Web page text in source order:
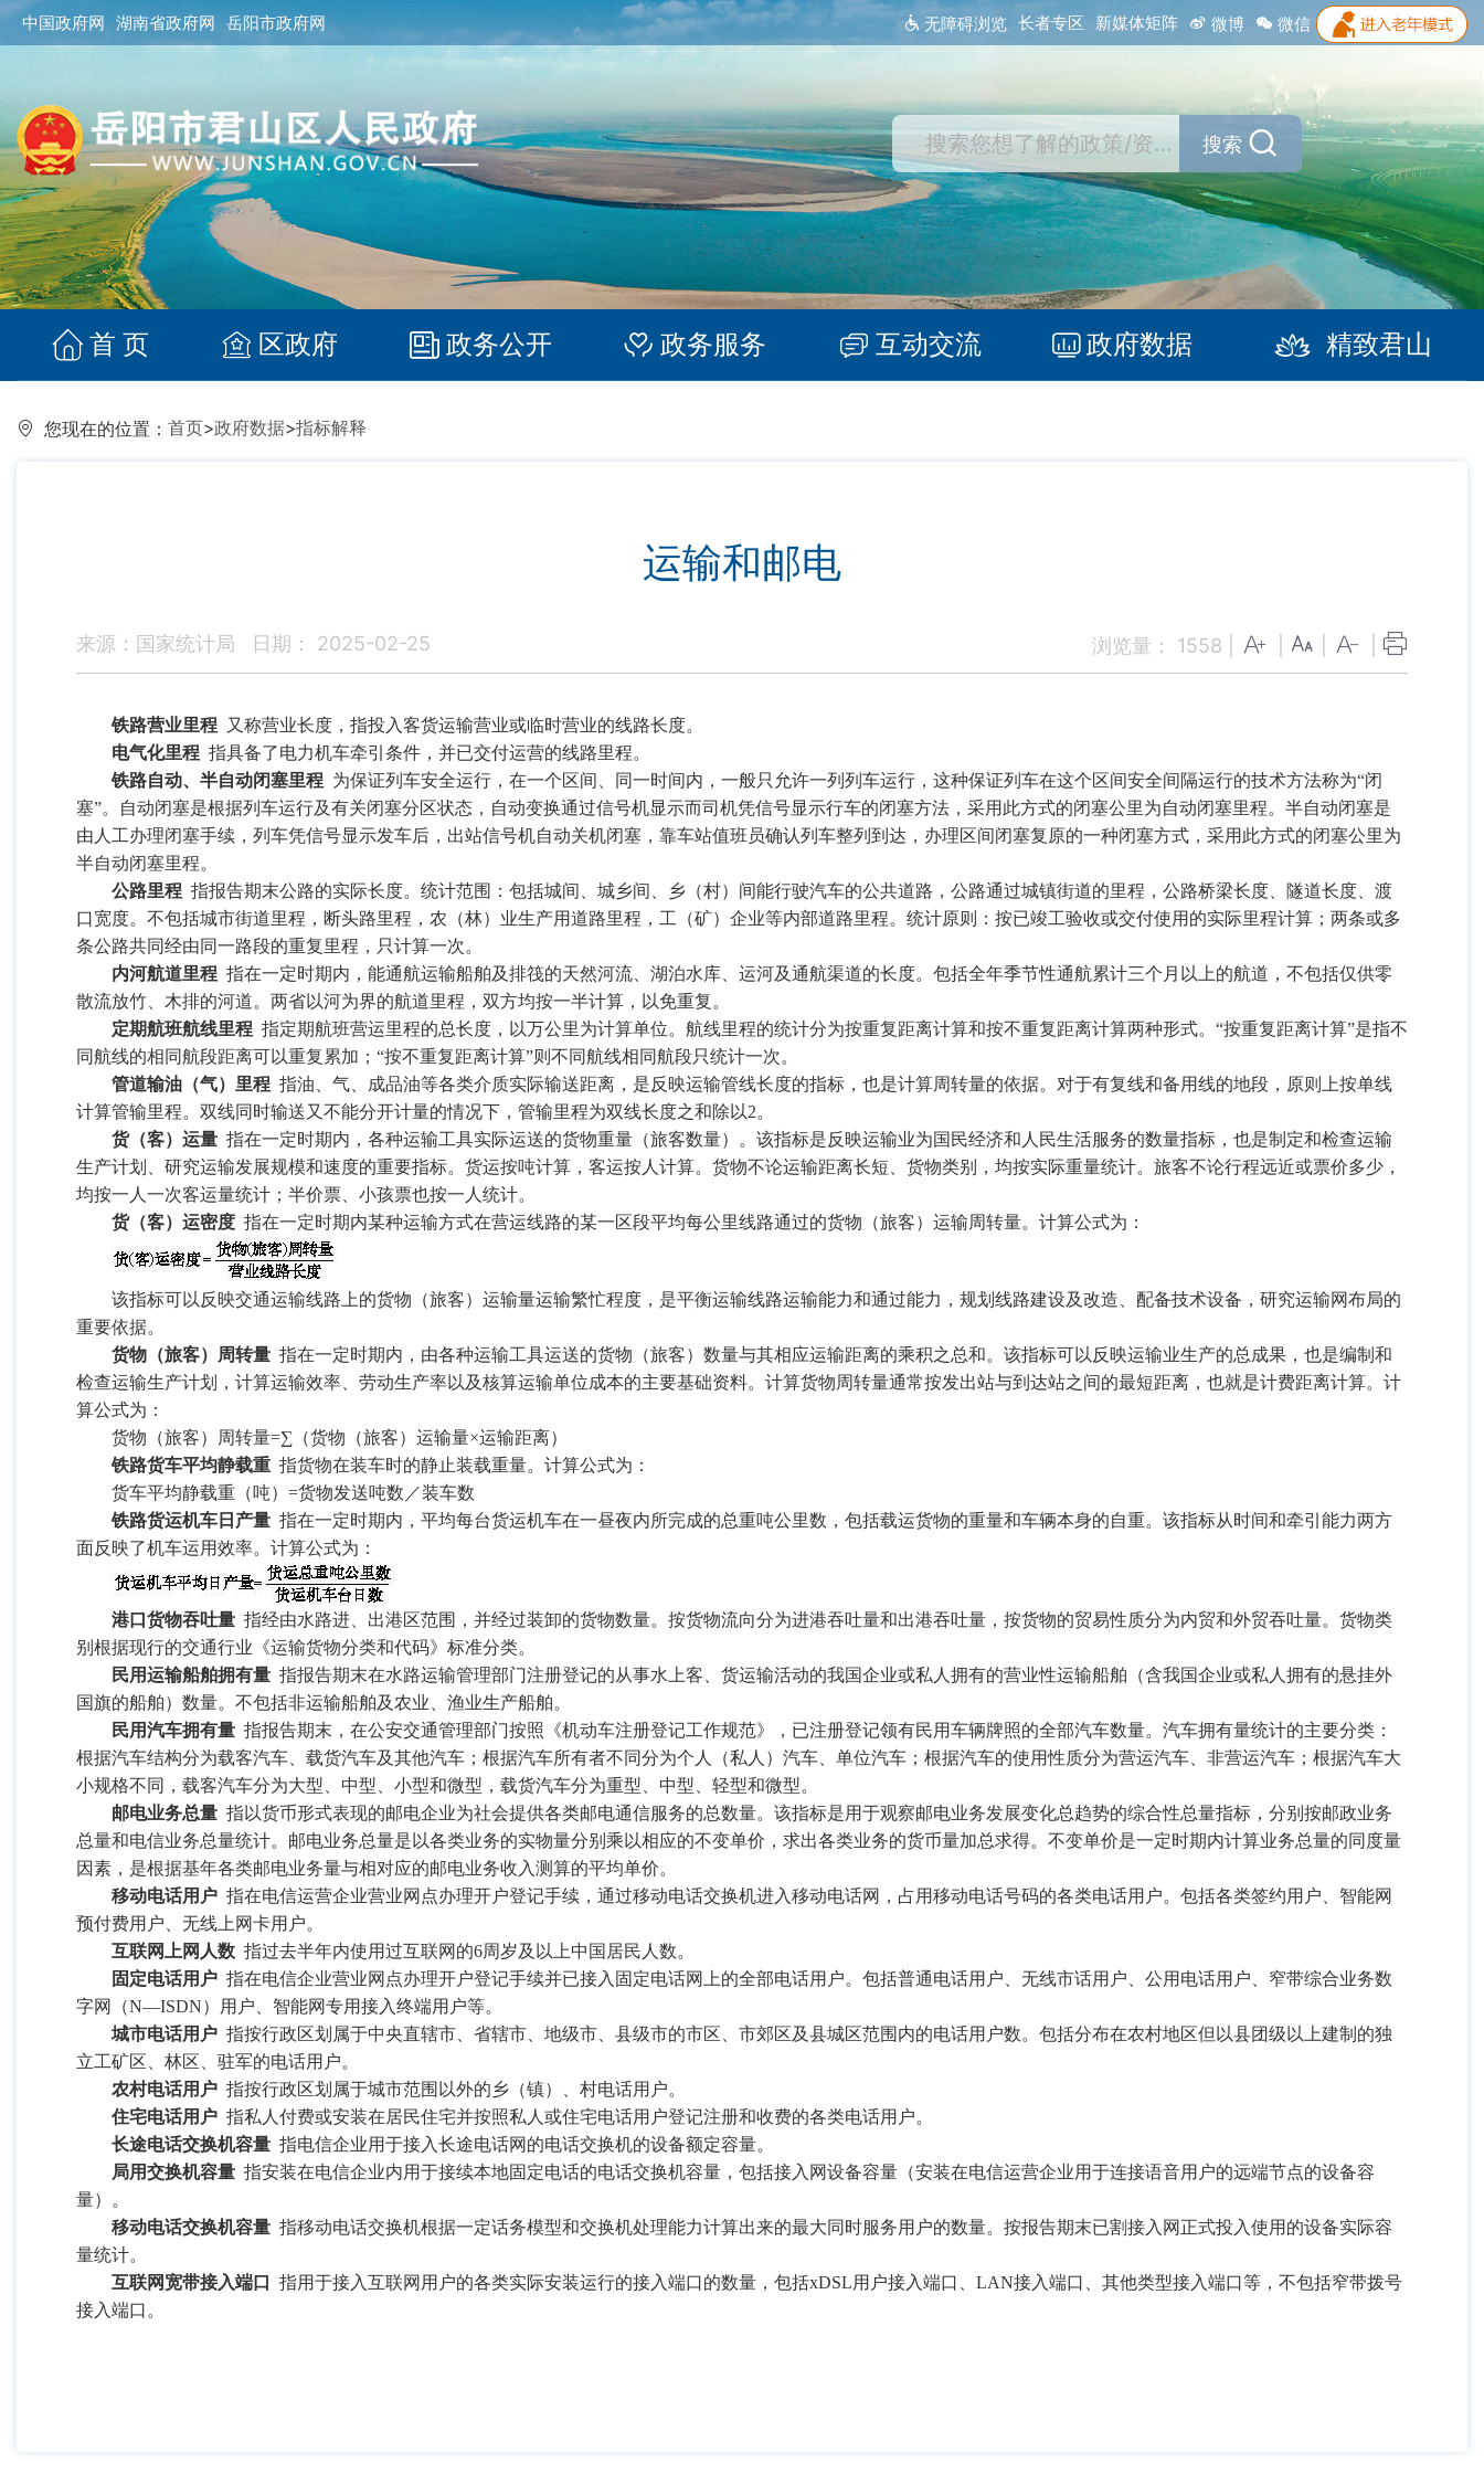
中国政府网 湖南省政府网 岳阳市政府网 无障碍浏览 长者专区 新媒体矩阵 微博 微信
搜索
首 页 区政府 政务公开 政务服务 互动交流 政府数据 精致君山
您现在的位置： 首页>政府数据>指标解释
运输和邮电
来源：国家统计局 日期： 2025-02-25 浏览量： 1558
铁路营业里程 又称营业长度，指投入客货运输营业或临时营业的线路长度。
电气化里程 指具备了电力机车牵引条件，并已交付运营的线路里程。
铁路自动、半自动闭塞里程 为保证列车安全运行，在一个区间、同一时间内，一般只允许一列列车运行，这种保证列车在这个区间安全间隔运行的技术方法称为“闭
塞”。自动闭塞是根据列车运行及有关闭塞分区状态，自动变换通过信号机显示而司机凭信号显示行车的闭塞方法，采用此方式的闭塞公里为自动闭塞里程。半自动闭塞是
由人工办理闭塞手续，列车凭信号显示发车后，出站信号机自动关机闭塞，靠车站值班员确认列车整列到达，办理区间闭塞复原的一种闭塞方式，采用此方式的闭塞公里为
半自动闭塞里程。
公路里程 指报告期末公路的实际长度。统计范围：包括城间、城乡间、乡（村）间能行驶汽车的公共道路，公路通过城镇街道的里程，公路桥梁长度、隧道长度、渡
口宽度。不包括城市街道里程，断头路里程，农（林）业生产用道路里程，工（矿）企业等内部道路里程。统计原则：按已竣工验收或交付使用的实际里程计算；两条或多
条公路共同经由同一路段的重复里程，只计算一次。
内河航道里程 指在一定时期内，能通航运输船舶及排筏的天然河流、湖泊水库、运河及通航渠道的长度。包括全年季节性通航累计三个月以上的航道，不包括仅供零
散流放竹、木排的河道。两省以河为界的航道里程，双方均按一半计算，以免重复。
定期航班航线里程 指定期航班营运里程的总长度，以万公里为计算单位。航线里程的统计分为按重复距离计算和按不重复距离计算两种形式。“按重复距离计算”是指不
同航线的相同航段距离可以重复累加；“按不重复距离计算”则不同航线相同航段只统计一次。
管道输油（气）里程 指油、气、成品油等各类介质实际输送距离，是反映运输管线长度的指标，也是计算周转量的依据。对于有复线和备用线的地段，原则上按单线
计算管输里程。双线同时输送又不能分开计量的情况下，管输里程为双线长度之和除以2。
货（客）运量 指在一定时期内，各种运输工具实际运送的货物重量（旅客数量）。该指标是反映运输业为国民经济和人民生活服务的数量指标，也是制定和检查运输
生产计划、研究运输发展规模和速度的重要指标。货运按吨计算，客运按人计算。货物不论运输距离长短、货物类别，均按实际重量统计。旅客不论行程远近或票价多少，
均按一人一次客运量统计；半价票、小孩票也按一人统计。
货（客）运密度 指在一定时期内某种运输方式在营运线路的某一区段平均每公里线路通过的货物（旅客）运输周转量。计算公式为：
该指标可以反映交通运输线路上的货物（旅客）运输量运输繁忙程度，是平衡运输线路运输能力和通过能力，规划线路建设及改造、配备技术设备，研究运输网布局的
重要依据。
货物（旅客）周转量 指在一定时期内，由各种运输工具运送的货物（旅客）数量与其相应运输距离的乘积之总和。该指标可以反映运输业生产的总成果，也是编制和
检查运输生产计划，计算运输效率、劳动生产率以及核算运输单位成本的主要基础资料。计算货物周转量通常按发出站与到达站之间的最短距离，也就是计费距离计算。计
算公式为：
货物（旅客）周转量=∑（货物（旅客）运输量×运输距离）
铁路货车平均静载重 指货物在装车时的静止装载重量。计算公式为：
货车平均静载重（吨） =货物发送吨数／装车数
铁路货运机车日产量 指在一定时期内，平均每台货运机车在一昼夜内所完成的总重吨公里数，包括载运货物的重量和车辆本身的自重。该指标从时间和牵引能力两方
面反映了机车运用效率。计算公式为：
港口货物吞吐量 指经由水路进、出港区范围，并经过装卸的货物数量。按货物流向分为进港吞吐量和出港吞吐量，按货物的贸易性质分为内贸和外贸吞吐量。货物类
别根据现行的交通行业《运输货物分类和代码》标准分类。
民用运输船舶拥有量 指报告期末在水路运输管理部门注册登记的从事水上客、货运输活动的我国企业或私人拥有的营业性运输船舶（含我国企业或私人拥有的悬挂外
国旗的船舶）数量。不包括非运输船舶及农业、渔业生产船舶。
民用汽车拥有量 指报告期末，在公安交通管理部门按照《机动车注册登记工作规范》，已注册登记领有民用车辆牌照的全部汽车数量。汽车拥有量统计的主要分类：
根据汽车结构分为载客汽车、载货汽车及其他汽车；根据汽车所有者不同分为个人（私人）汽车、单位汽车；根据汽车的使用性质分为营运汽车、非营运汽车；根据汽车大
小规格不同，载客汽车分为大型、中型、小型和微型，载货汽车分为重型、中型、轻型和微型。
邮电业务总量 指以货币形式表现的邮电企业为社会提供各类邮电通信服务的总数量。该指标是用于观察邮电业务发展变化总趋势的综合性总量指标，分别按邮政业务
总量和电信业务总量统计。邮电业务总量是以各类业务的实物量分别乘以相应的不变单价，求出各类业务的货币量加总求得。不变单价是一定时期内计算业务总量的同度量
因素，是根据基年各类邮电业务量与相对应的邮电业务收入测算的平均单价。
移动电话用户 指在电信运营企业营业网点办理开户登记手续，通过移动电话交换机进入移动电话网，占用移动电话号码的各类电话用户。包括各类签约用户、智能网
预付费用户、无线上网卡用户。
互联网上网人数 指过去半年内使用过互联网的6周岁及以上中国居民人数。
固定电话用户 指在电信企业营业网点办理开户登记手续并已接入固定电话网上的全部电话用户。包括普通电话用户、无线市话用户、公用电话用户、窄带综合业务数
字网（N—ISDN）用户、智能网专用接入终端用户等。
城市电话用户 指按行政区划属于中央直辖市、省辖市、地级市、县级市的市区、市郊区及县城区范围内的电话用户数。包括分布在农村地区但以县团级以上建制的独
立工矿区、林区、驻军的电话用户。
农村电话用户 指按行政区划属于城市范围以外的乡（镇）、村电话用户。
住宅电话用户 指私人付费或安装在居民住宅并按照私人或住宅电话用户登记注册和收费的各类电话用户。
长途电话交换机容量 指电信企业用于接入长途电话网的电话交换机的设备额定容量。
局用交换机容量 指安装在电信企业内用于接续本地固定电话的电话交换机容量，包括接入网设备容量（安装在电信运营企业用于连接语音用户的远端节点的设备容
量）。
移动电话交换机容量 指移动电话交换机根据一定话务模型和交换机处理能力计算出来的最大同时服务用户的数量。按报告期末已割接入网正式投入使用的设备实际容
量统计。
互联网宽带接入端口
指用于接入互联网用户的各类实际安装运行的接入端口的数量，包括xDSL用户接入端口、 LAN接入端口、其他类型接入端口等，不包括窄带拨号
接入端口。